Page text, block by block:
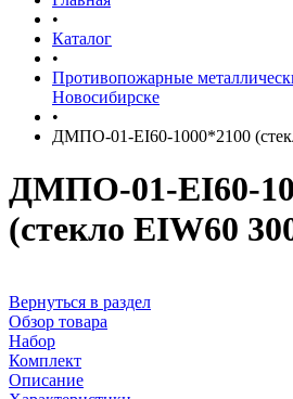
•
Каталог
•
Противопожарные
Новосибирске
•
ДМПО-01-EI60-1000*2100
ДМПО-01-EI60-
(стекло EIW60
Вернуться в раздел
Обзор товара
Набор
Комплект
Описание